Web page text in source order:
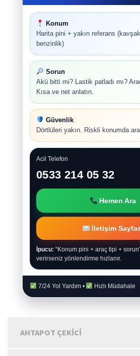
Konum
Harita pini + yakın referans
benzinlik)
Sorun
Akü bitti mi? Lastik patladı mı?
Kısa ve net anlatın.
Güvenlik
Dörtlüleri yakın. Riskli konumda
Acil Telefon
0533 214 05 32
Hemen Ara
İletişim
İpucu: “Konum pini + araç tipi +
verirseniz yönlendirme hızlanır.
7/24 Yol Yardım • Hızlı Müdahale
AHTAPOT ÇEKICI